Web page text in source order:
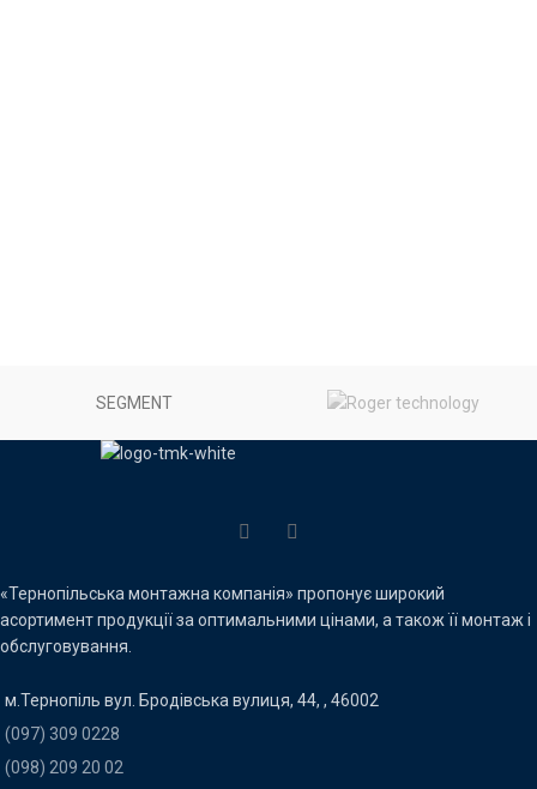
SEGMENT
«Тернопільська монтажна компанія» пропонує широкий
асортимент продукції за оптимальними цінами, а також її монтаж і
обслуговування.
м.Тернопіль вул. Бродівська вулиця, 44, , 46002
(097) 309 0228
(098) 209 20 02